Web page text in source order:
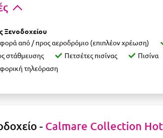
Ξενοδοχείου
από / προς αεροδρόμιο (επιπλέον χρέωση)
στάθμευσης
Πετσέτες πισίνας Πισίνα
τηλεόραση
- Calmare Collection